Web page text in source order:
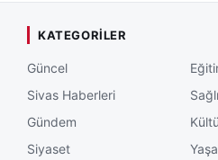
KATEGORILER
Güncel
Sivas Haberleri
Gündem
Siyaset